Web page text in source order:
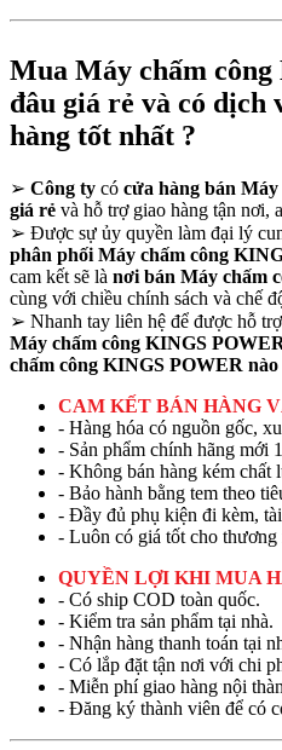
Mua Máy chấm
đâu giá rẻ và có dịch
hàng tốt nhất ?
➢ Công ty có cửa hàng bán
giá rẻ và hỗ trợ giao hàng tận nơi,
➢ Được sự ủy quyền làm đại lý
phân phối Máy chấm công
cam kết sẽ là nơi bán Máy chấm
cùng với chiều chính sách và chế
➢ Nhanh tay liên hệ để được hỗ
Máy chấm công KINGS
chấm công KINGS POWER
CAM KẾT BÁN HÀNG
- Hàng hóa có nguồn gốc,
- Sản phẩm chính hãng mới
- Không bán hàng kém chất
- Bảo hành bằng tem theo
- Đầy đủ phụ kiện đi kèm,
- Luôn có giá tốt cho
QUYỀN LỢI KHI MUA
- Có ship COD toàn quốc.
- Kiểm tra sản phẩm tại nhà.
- Nhận hàng thanh toán tại
- Có lắp đặt tận nơi với chi
- Miễn phí giao hàng nội
- Đăng ký thành viên để có